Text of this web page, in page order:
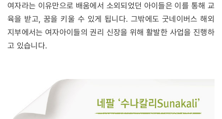
여자라는 이유만으로 배움에서 소외되었던 아이들은 이를 통해 교
육을 받고, 꿈을 키울 수 있게 됩니다. 그밖에도 굿네이버스 해외
지부에서는 여자아이들의 권리 신장을 위해 활발한 사업을 진행하
고 있습니다.